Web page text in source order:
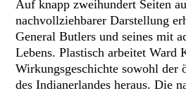
Auf knapp zweihundert Seiten
nachvollziehbarer Darstellung
General Butlers und seines mit
Lebens. Plastisch arbeitet Ward
Wirkungsgeschichte sowohl der
des Indianerlandes heraus. Die